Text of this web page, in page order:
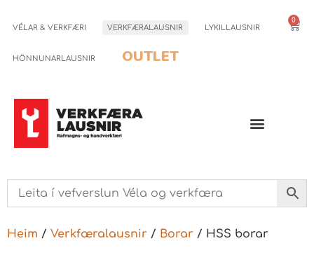
VÉLAR & VERKFÆRI VERKFÆRALAUSNIR LYKILLAUSNIR
HÖNNUNARLAUSNIR OUTLET
0
Heim / Verkfæralausnir / Borar / HSS borar